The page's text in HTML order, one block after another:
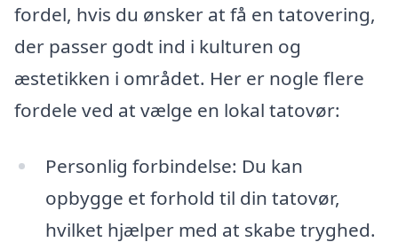
fordel, hvis du ønsker at få en tatovering,
der passer godt ind i kulturen og
æstetikken i området. Her er nogle flere
fordele ved at vælge en lokal tatovør:
Personlig forbindelse: Du kan
opbygge et forhold til din tatovør,
hvilket hjælper med at skabe tryghed.